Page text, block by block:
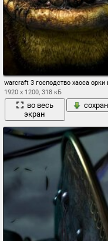
warcraft 3 господство хаоса
1920 x 1200, 318 кБ
во весь
экран